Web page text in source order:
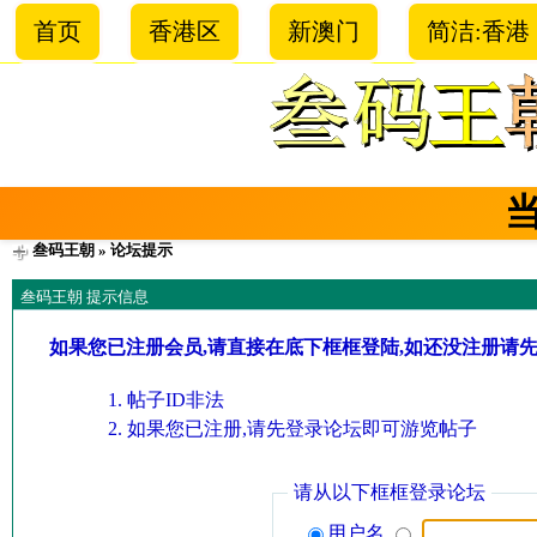
首页 香港区 新澳门 简洁:香港
叁码王朝 » 论坛提示
叁码王朝 提示信息
如果您已注册会员,请直接在底下框框登陆,如还没注册请
帖子ID非法
如果您已注册,请先登录论坛即可游览帖子
请从以下框框登录论坛
用户名